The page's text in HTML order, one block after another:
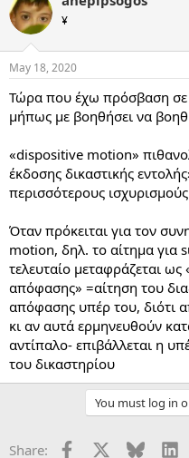
¥
May 18, 2020
Τώρα που έχω πρόσβαση σε
μήπως με βοηθήσει να
«dispositive motion»
έκδοσης δικαστικής
περισσότερους
Όταν πρόκειται για τον
motion, δηλ. το αίτημα για
τελευταίο μεταφράζεται
απόφασης» =αίτηση του
απόφασης υπέρ του, διότι
κι αν αυτά ερμηνευθούν
αντίπαλο- επιβάλλεται η
του δικαστηρίου
You must log in
Share: Facebook Bluesky